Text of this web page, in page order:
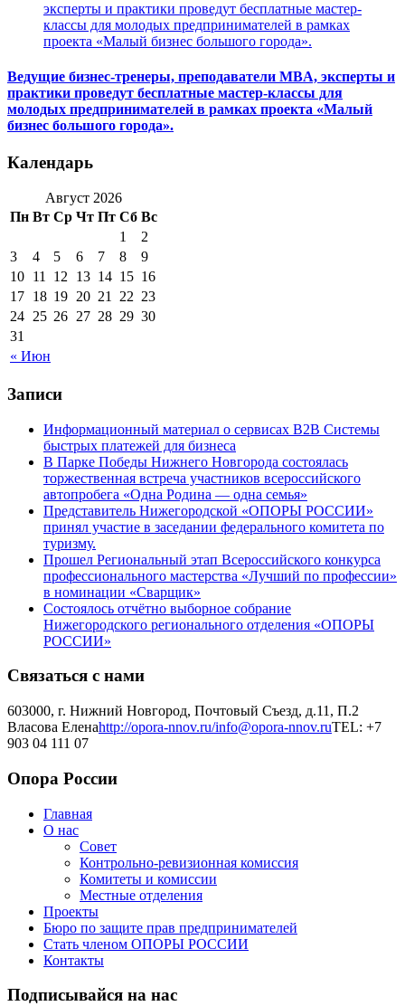
Ведущие бизнес-тренеры, преподаватели MBA, эксперты и
практики проведут бесплатные мастер-классы для
молодых предпринимателей в рамках проекта «Малый
бизнес большого города».
Календарь
Август 2026
Пн Вт Ср Чт Пт Сб Вс
« Июн
1
2
3
4 5 6 7 8
9
10 11 12 13 14 15 16
17 18 19 20 21 22 23
24 25 26 27 28 29 30
31
Записи
Информационный материал о сервисах В2В Системы
быстрых платежей для бизнеса
В Парке Победы Нижнего Новгорода состоялась
торжественная встреча участников всероссийского
автопробега «Одна Родина — одна семья»
Представитель Нижегородской «ОПОРЫ РОССИИ»
принял участие в заседании федерального комитета по
туризму.
Прошел Региональный этап Всероссийского конкурса
профессионального мастерства «Лучший по профессии»
в номинации «Сварщик»
Состоялось отчётно выборное собрание
Нижегородского регионального отделения «ОПОРЫ
РОССИИ»
Связаться с нами
603000, г. Нижний Новгород, Почтовый Съезд, д.11, П.2
Власова Еленаhttp://opora-nnov.ru/info@opora-nnov.ruTEL: +7
903 04 111 07
Опора России
Главная
О нас
Совет
Контрольно-ревизионная комиссия
Комитеты и комиссии
Местные отделения
Проекты
Бюро по защите прав предпринимателей
Стать членом ОПОРЫ РОССИИ
Контакты
Подписывайся на нас